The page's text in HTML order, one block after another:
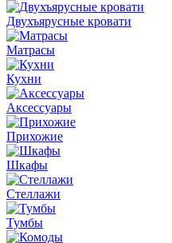
Двухъярусные кровати
Матрасы
Кухни
Аксессуары
Прихожие
Шкафы
Стеллажи
Тумбы